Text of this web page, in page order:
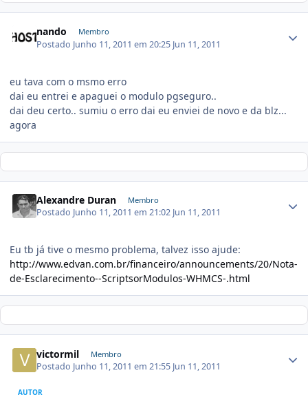
nando Membro
Postado Junho 11, 2011 em 20:25 Jun 11, 2011
eu tava com o msmo erro
dai eu entrei e apaguei o modulo pgseguro..
dai deu certo.. sumiu o erro dai eu enviei de novo e da blz...
agora
Alexandre Duran Membro
Postado Junho 11, 2011 em 21:02 Jun 11, 2011
Eu tb já tive o mesmo problema, talvez isso ajude:
http://www.edvan.com.br/financeiro/announcements/20/Nota-
de-Esclarecimento--ScriptsorModulos-WHMCS-.html
victormil Membro
Postado Junho 11, 2011 em 21:55 Jun 11, 2011
AUTOR